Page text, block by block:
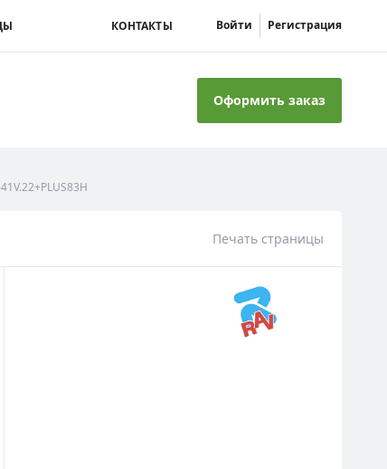
КОНТАКТЫ Войти Регистрация
Оформить заказ
Печать страницы